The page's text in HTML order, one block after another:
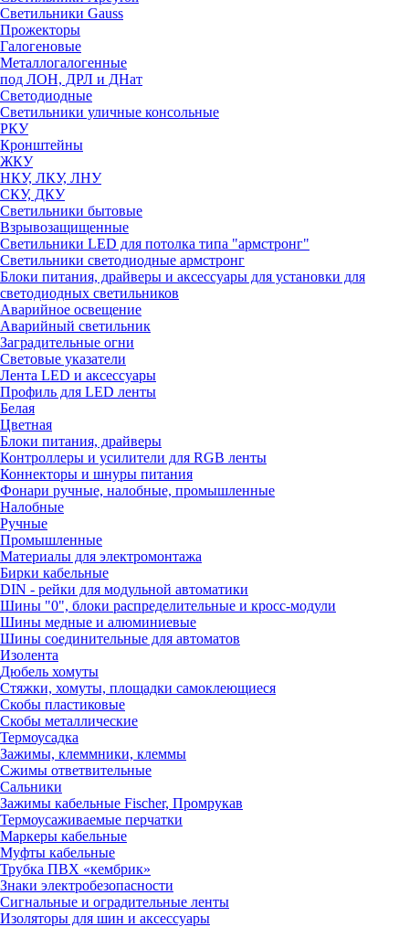
Светильники Gauss
Прожекторы
Галогеновые
Металлогалогенные
под ЛОН, ДРЛ и ДНат
Светодиодные
Светильники уличные консольные
РКУ
Кронштейны
ЖКУ
НКУ, ЛКУ, ЛНУ
СКУ, ДКУ
Светильники бытовые
Взрывозащищенные
Светильники LED для потолка типа "армстронг"
Светильники светодиодные армстронг
Блоки питания, драйверы и аксессуары для установки для
светодиодных светильников
Аварийное освещение
Аварийный светильник
Заградительные огни
Световые указатели
Лента LED и аксессуары
Профиль для LED ленты
Белая
Цветная
Блоки питания, драйверы
Контроллеры и усилители для RGB ленты
Коннекторы и шнуры питания
Фонари ручные, налобные, промышленные
Налобные
Ручные
Промышленные
Материалы для электромонтажа
Бирки кабельные
DIN - рейки для модульной автоматики
Шины "0", блоки распределительные и кросс-модули
Шины медные и алюминиевые
Шины соединительные для автоматов
Изолента
Дюбель хомуты
Стяжки, хомуты, площадки самоклеющиеся
Скобы пластиковые
Скобы металлические
Термоусадка
Зажимы, клеммники, клеммы
Сжимы ответвительные
Сальники
Зажимы кабельные Fischer, Промрукав
Термоусаживаемые перчатки
Маркеры кабельные
Муфты кабельные
Трубка ПВХ «кембрик»
Знаки электробезопасности
Сигнальные и оградительные ленты
Изоляторы для шин и аксессуары